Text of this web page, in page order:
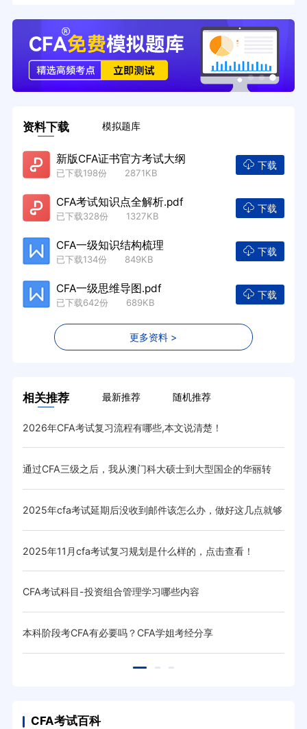
资料下载 模拟题库
新版CFA证书官方考试大纲
已下载198份 2871KB
下载
CFA考试知识点全解析.pdf
已下载328份 1327KB
下载
CFA一级知识结构梳理
已下载134份 849KB
下载
CFA一级思维导图.pdf
已下载642份 689KB
下载
更多资料 >
相关推荐 最新推荐 随机推荐
2026年CFA考试复习流程有哪些,本文说清楚！
通过CFA三级之后，我从澳门科大硕士到大型国企的华丽转
变！
2025年cfa考试延期后没收到邮件该怎么办，做好这几点就够
了！
2025年11月cfa考试复习规划是什么样的，点击查看！
CFA考试科目-投资组合管理学习哪些内容
本科阶段考CFA有必要吗？CFA学姐考经分享
CFA考试百科